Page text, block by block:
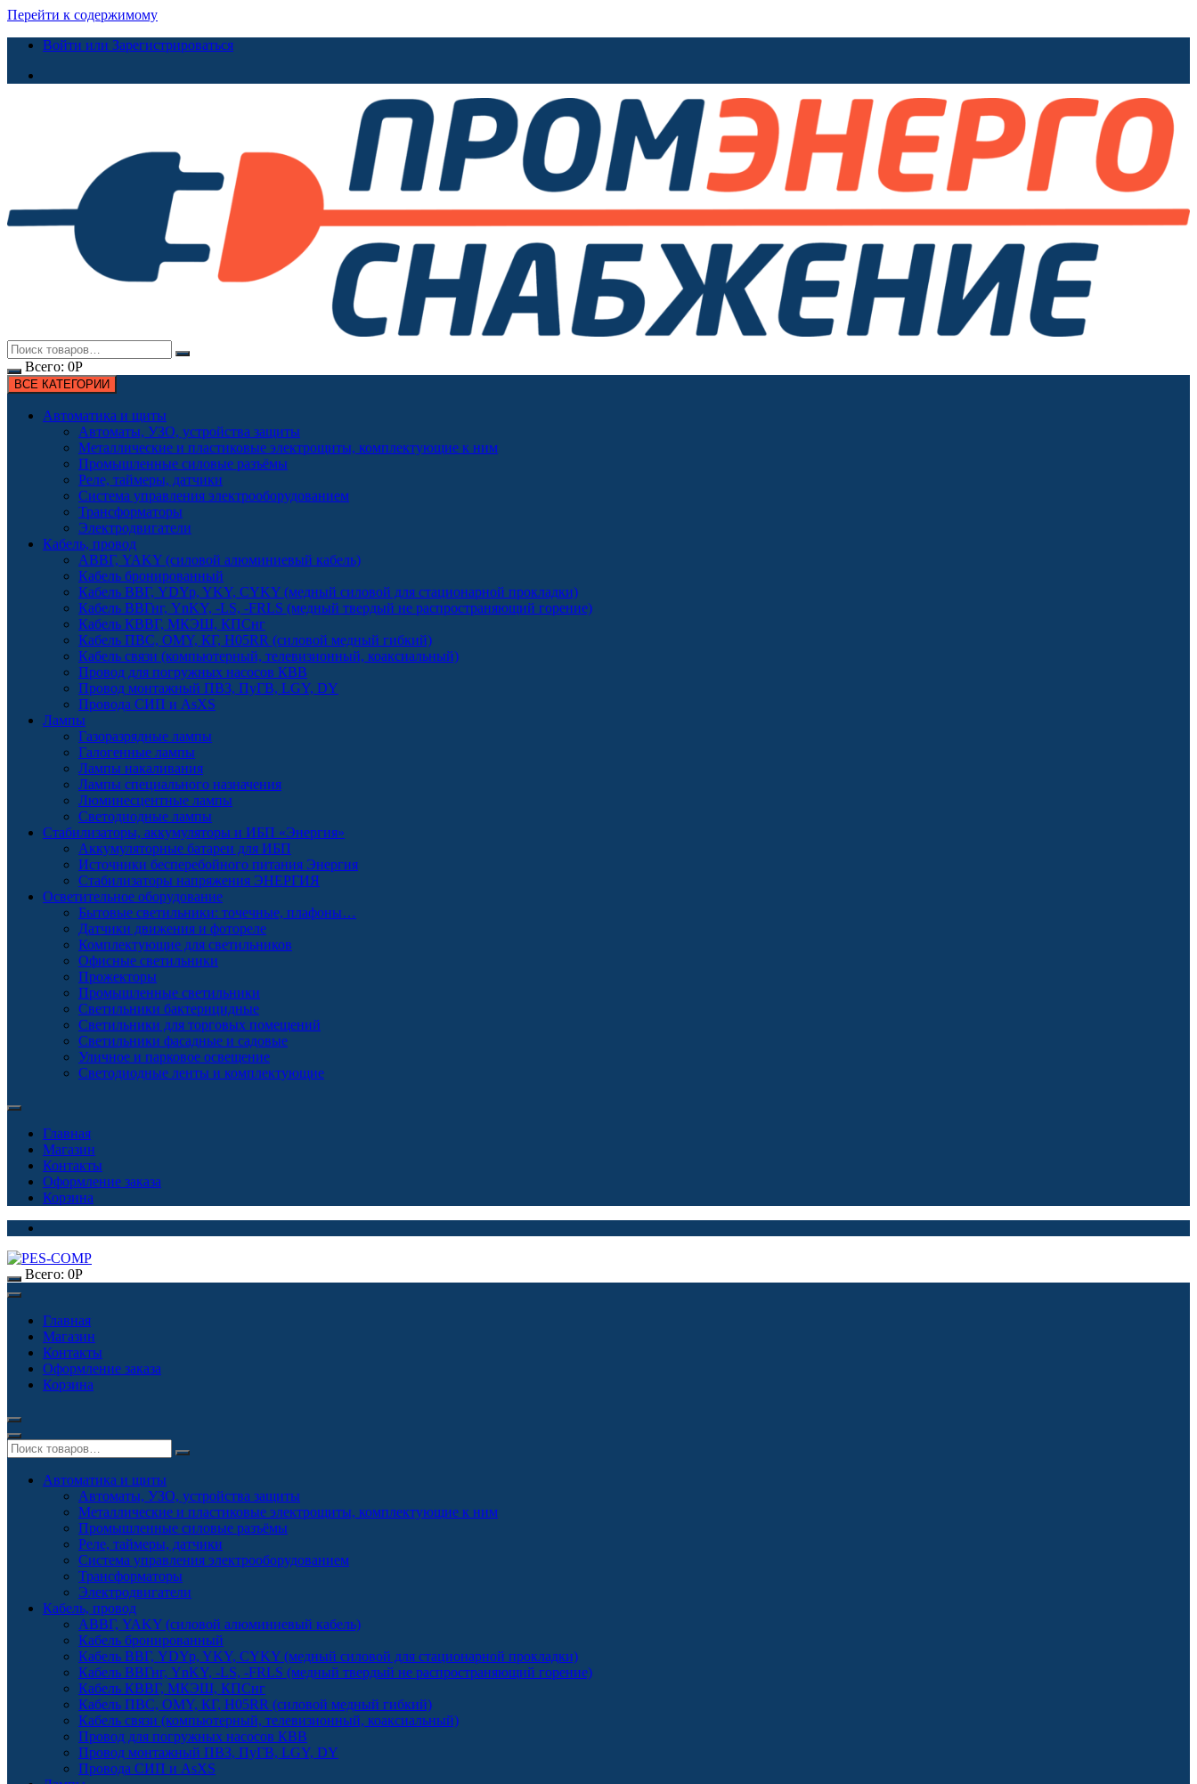
Перейти к содержимому
Войти или Зарегистрироваться
Всего: 0Р
ВСЕ КАТЕГОРИИ
Автоматика и щиты
Автоматы, УЗО, устройства защиты
Металлические и пластиковые электрощиты, комплектующие к ним
Промышленные силовые разъёмы
Реле, таймеры, датчики
Система управления электрооборудованием
Трансформаторы
Электродвигатели
Кабель, провод
АВВГ, YAKY (силовой алюминиевый кабель)
Кабель бронированный
Кабель ВВГ, YDYp, YKY, CYKY (медный силовой для стационарной прокладки)
Кабель ВВГнг, YnKY, -LS, -FRLS (медный твердый не распространяющий горение)
Кабель КВВГ, МКЭШ, КПСнг
Кабель ПВС, OMY, КГ, H05RR (силовой медный гибкий)
Кабель связи (компьютерный, телевизионный, коаксиальный)
Провод для погружных насосов КВВ
Провод монтажный ПВЗ, ПуГВ, LGY, DY
Провода СИП и AsXS
Лампы
Газоразрядные лампы
Галогенные лампы
Лампы накаливания
Лампы специального назначения
Люминесцентные лампы
Светодиодные лампы
Стабилизаторы, аккумуляторы и ИБП «Энергия»
Аккумуляторные батареи для ИБП
Источники бесперебойного питания Энергия
Стабилизаторы напряжения ЭНЕРГИЯ
Осветительное оборудование
Бытовые светильники: точечные, плафоны…
Датчики движения и фотореле
Комплектующие для светильников
Офисные светильники
Прожекторы
Промышленные светильники
Светильники бактерицидные
Светильники для торговых помещений
Светильники фасадные и садовые
Уличное и парковое освещение
Светодиодные ленты и комплектующие
Главная
Магазин
Контакты
Оформление заказа
Корзина
Всего: 0Р
Главная
Магазин
Контакты
Оформление заказа
Корзина
Автоматика и щиты
Автоматы, УЗО, устройства защиты
Металлические и пластиковые электрощиты, комплектующие к ним
Промышленные силовые разъёмы
Реле, таймеры, датчики
Система управления электрооборудованием
Трансформаторы
Электродвигатели
Кабель, провод
АВВГ, YAKY (силовой алюминиевый кабель)
Кабель бронированный
Кабель ВВГ, YDYp, YKY, CYKY (медный силовой для стационарной прокладки)
Кабель ВВГнг, YnKY, -LS, -FRLS (медный твердый не распространяющий горение)
Кабель КВВГ, МКЭШ, КПСнг
Кабель ПВС, OMY, КГ, H05RR (силовой медный гибкий)
Кабель связи (компьютерный, телевизионный, коаксиальный)
Провод для погружных насосов КВВ
Провод монтажный ПВЗ, ПуГВ, LGY, DY
Провода СИП и AsXS